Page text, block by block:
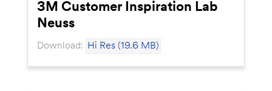
3M Customer Inspiration Lab
Neuss
Download: Hi Res (19.6 MB)